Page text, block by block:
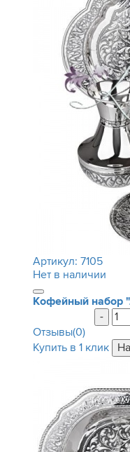
Артикул:7105
Нет в наличии
Кофейный набор
-
Отзывы(0)
Купить в 1 клик